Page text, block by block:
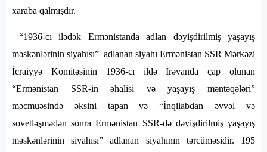
xaraba qalmışdır.
“1936-cı ilədək Ermənistanda adlan dəyişdirilmiş yaşayış
məskənlərinin siyahısı” adlanan siyahı Ermənistan SSR Mərkəzi
İcraiyyə Komitəsinin 1936-cı ildə İrəvanda çap olunan
“Ermənistan SSR-in əhalisi və yaşayış məntəqələri”
məcmuəsində əksini tapan və “İnqilabdan əvvəl və
sovetləşmədən sonra Ermənistan SSR-də dəyişdirilmiş yaşayış
məskənlərinin siyahısı” adlanan siyahının tərcüməsidir. 195